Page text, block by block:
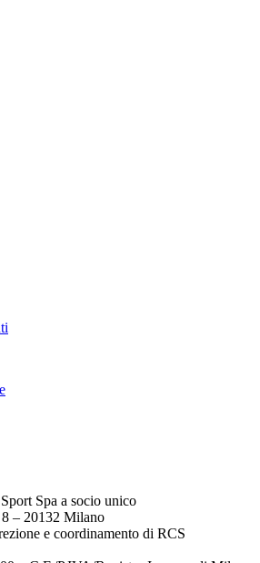
Spa a socio unico
– 20132 Milano
e coordinamento di RCS